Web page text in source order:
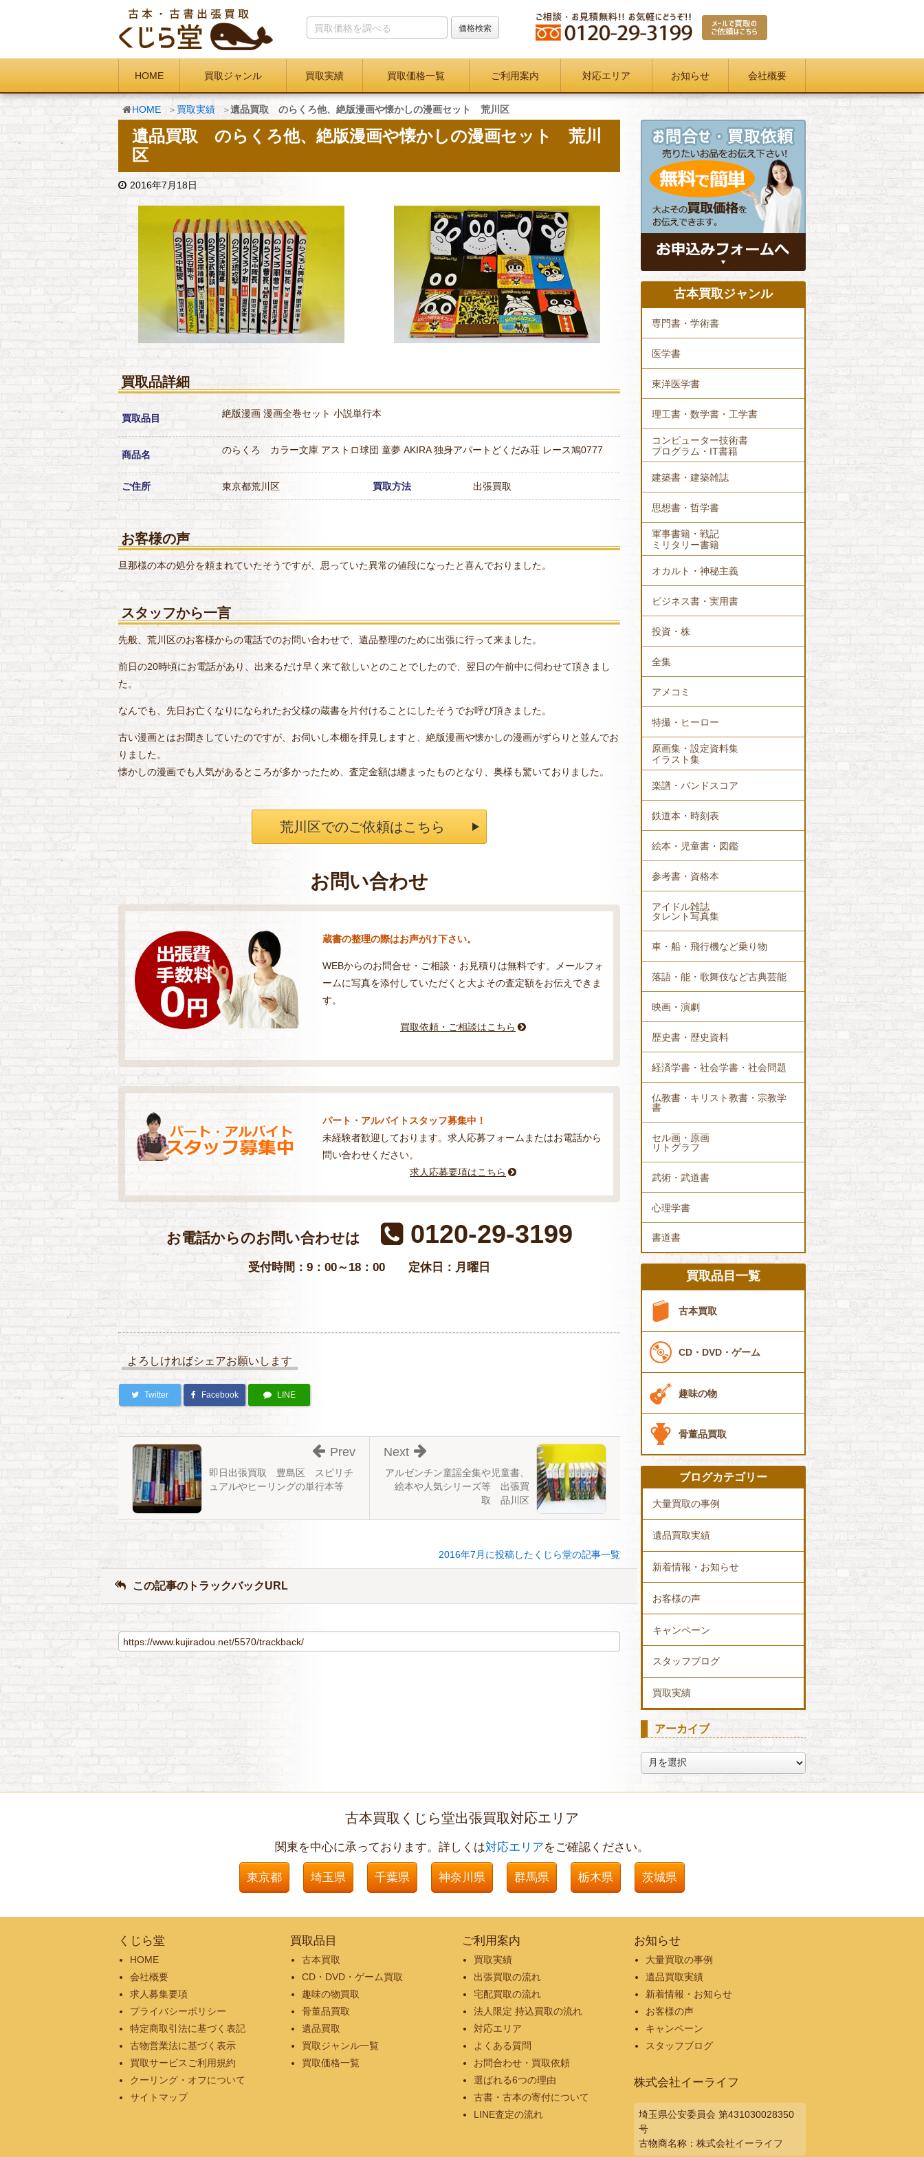
HOME 買取ジャンル 買取実績 買取価格一覧 ご利用案内 対応エリア お知らせ 会社概要
HOME 買取実績 遺品買取 のらくろ他、絶版漫画や懐かしの漫画セット 荒川区
遺品買取 のらくろ他、絶版漫画や懐かしの漫画セット 荒川
区
2016年7月18日
買取品詳細
買取品目 絶版漫画 漫画全巻セット 小説単行本
商品名 のらくろ カラー文庫 アストロ球団 童夢 AKIRA独身アパートどくだみ荘 レース鳩0777
ご住所 東京都荒川区 買取方法 出張買取
お客様の声
旦那様の本の処分を頼まれていたそうですが、思っていた異常の値段になったと喜んでおりました。
スタッフから一言
先般、荒川区のお客様からの電話でのお問い合わせで、遺品整理のために出張に行って来ました。
前日の20時頃にお電話があり、出来るだけ早く来て欲しいとのことでしたので、翌日の午前中に伺わせて頂きまし
た。
なんでも、先日お亡くなりになられたお父様の蔵書を片付けることにしたそうでお呼び頂きました。
古い漫画とはお聞きしていたのですが、お伺いし本棚を拝見しますと、絶版漫画や懐かしの漫画がずらりと並んでお
りました。
懐かしの漫画でも人気があるところが多かったため、査定金額は纏まったものとなり、奥様も驚いておりました。
荒川区でのご依頼はこちら
お問い合わせ
蔵書の整理の際はお声がけ下さい。
WEBからのお問合せ・ご相談・お見積りは無料です。メールフォ
ームに写真を添付していただくと大よその査定額をお伝えできま
す。
買取依頼・ご相談はこちら
パート・アルバイトスタッフ募集中！
未経験者歓迎しております。求人応募フォームまたはお電話から
問い合わせください。
求人応募要項はこちら
お電話からのお問い合わせは 0120-29-3199
受付時間：9：00～18：00 定休日：月曜日
よろしければシェアお願いします
Twitter Facebook LINE
アルゼンチン童謡全集や児童書、
絵本や人気シリーズ等 出張買
取 品川区
Next
即日出張買取 豊島区 スピリチ
ュアルやヒーリングの単行本等
Prev
2016年7月に投稿したくじら堂の記事一覧
この記事のトラックバックURL
古本買取ジャンル
専門書・学術書
医学書
東洋医学書
理工書・数学書・工学書
コンピューター技術書
プログラム・IT書籍
建築書・建築雑誌
思想書・哲学書
軍事書籍・戦記
ミリタリー書籍
オカルト・神秘主義
ビジネス書・実用書
投資・株
全集
アメコミ
特撮・ヒーロー
原画集・設定資料集
イラスト集
楽譜・バンドスコア
鉄道本・時刻表
絵本・児童書・図鑑
参考書・資格本
アイドル雑誌
タレント写真集
車・船・飛行機など乗り物
落語・能・歌舞伎など古典芸能
映画・演劇
歴史書・歴史資料
経済学書・社会学書・社会問題
仏教書・キリスト教書・宗教学
書
セル画・原画
リトグラフ
武術・武道書
心理学書
書道書
買取品目一覧
古本買取
CD・DVD・ゲーム
趣味の物
骨董品買取
ブログカテゴリー
大量買取の事例
遺品買取実績
新着情報・お知らせ
お客様の声
キャンペーン
スタッフブログ
買取実績
アーカイブ
ー
古本買取くじら堂出張買取対応エリア
関東を中心に承っております。詳しくは対応エリアをご確認ください。
東京都 埼玉県 千葉県 神奈川県 群馬県 栃木県 茨城県
くじら堂
HOME
会社概要
求人募集要項
プライバシーポリシー
特定商取引法に基づく表記
古物営業法に基づく表示
買取サービスご利用規約
クーリング・オフについて
サイトマップ
買取品目
古本買取
CD・DVD・ゲーム買取
趣味の物買取
骨董品買取
遺品買取
買取ジャンル一覧
買取価格一覧
ご利用案内
買取実績
出張買取の流れ
宅配買取の流れ
法人限定 持込買取の流れ
対応エリア
よくある質問
お問合わせ・買取依頼
選ばれる6つの理由
古書・古本の寄付について
LINE査定の流れ
お知らせ
大量買取の事例
遺品買取実績
新着情報・お知らせ
お客様の声
キャンペーン
スタッフブログ
株式会社イーライフ
埼玉県公安委員会 第431030028350
号
古物商名称：株式会社イーライフ